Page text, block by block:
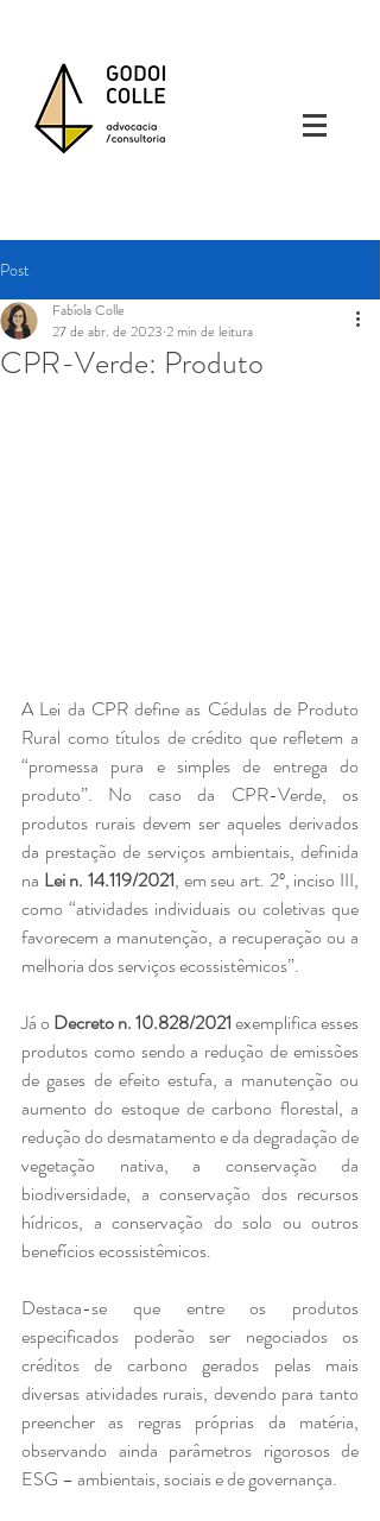
Post
CPR-Verde: Produto
Fabíola Colle
27 de abr. de 2023 2 min de leitura
A Lei da CPR define as Cédulas de Produto
Rural como títulos de crédito que refletem a
“promessa pura e simples de entrega do
produto”. No caso da CPR-Verde, os
produtos rurais devem ser aqueles derivados
da prestação de serviços ambientais, definida
na Lei n. 14.119/2021, em seu art. 2º, inciso III,
como “atividades individuais ou coletivas que
favorecem a manutenção, a recuperação ou a
melhoria dos serviços ecossistêmicos”.
Já o Decreto n. 10.828/2021 exemplifica esses
produtos como sendo a redução de emissões
de gases de efeito estufa, a manutenção ou
aumento do estoque de carbono florestal, a
redução do desmatamento e da degradação de
vegetação nativa, a conservação da
biodiversidade, a conservação dos recursos
hídricos, a conservação do solo ou outros
benefícios ecossistêmicos.
Destaca-se que entre os produtos
especificados poderão ser negociados os
créditos de carbono gerados pelas mais
diversas atividades rurais, devendo para tanto
preencher as regras próprias da matéria,
observando ainda parâmetros rigorosos de
ESG – ambientais, sociais e de governança.